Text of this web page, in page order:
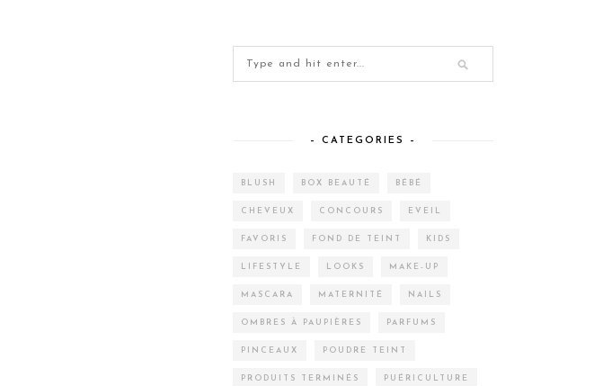
– CATEGORIES –
BLUSH BOX BEAUTÉ BÉBÉ
CHEVEUX CONCOURS EVEIL
FAVORIS FOND DE TEINT KIDS
LIFESTYLE LOOKS MAKE-UP
MASCARA MATERNITÉ NAILS
OMBRES À PAUPIÈRES PARFUMS
PINCEAUX POUDRE TEINT
PRODUITS TERMINÉS PUÉRICULTURE